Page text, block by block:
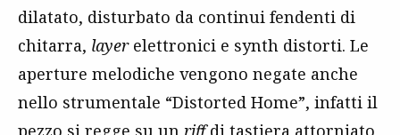
dilatato, disturbato da continui fendenti di
chitarra, layerelettronici e synth distorti. Le
aperture melodiche vengono negate anche
nello strumentale “Distorted Home”, infatti il
pezzo si regge su un riffdi tastiera attorniato